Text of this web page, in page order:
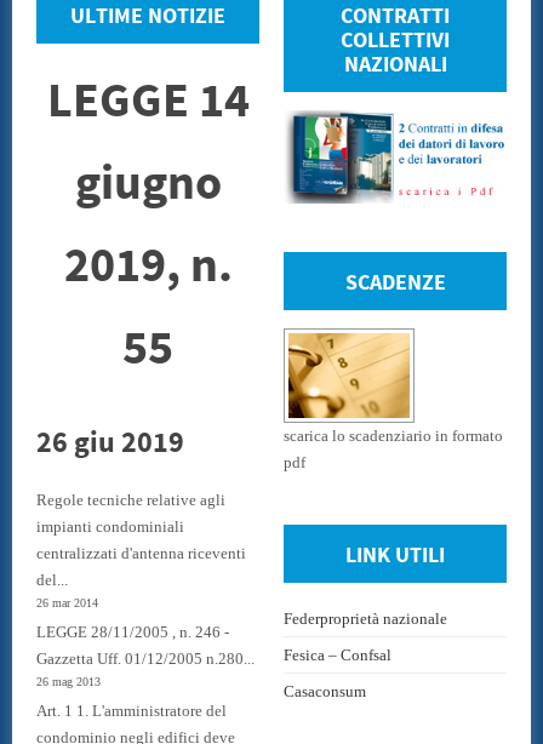
ULTIME NOTIZIE
LEGGE 14
giugno
2019, n.
55
26 giu 2019
Regole tecniche relative agli
impianti condominiali
centralizzati d'antenna riceventi
del...
26 mar 2014
LEGGE 28/11/2005 , n. 246 -
Gazzetta Uff. 01/12/2005 n.280...
26 mag 2013
Art. 1 1. L'amministratore del
condominio negli edifici deve
CONTRATTI
COLLETTIVI
NAZIONALI
SCADENZE
scarica lo scadenziario in formato
pdf
LINK UTILI
Federproprietà nazionale
Fesica – Confsal
Casaconsum